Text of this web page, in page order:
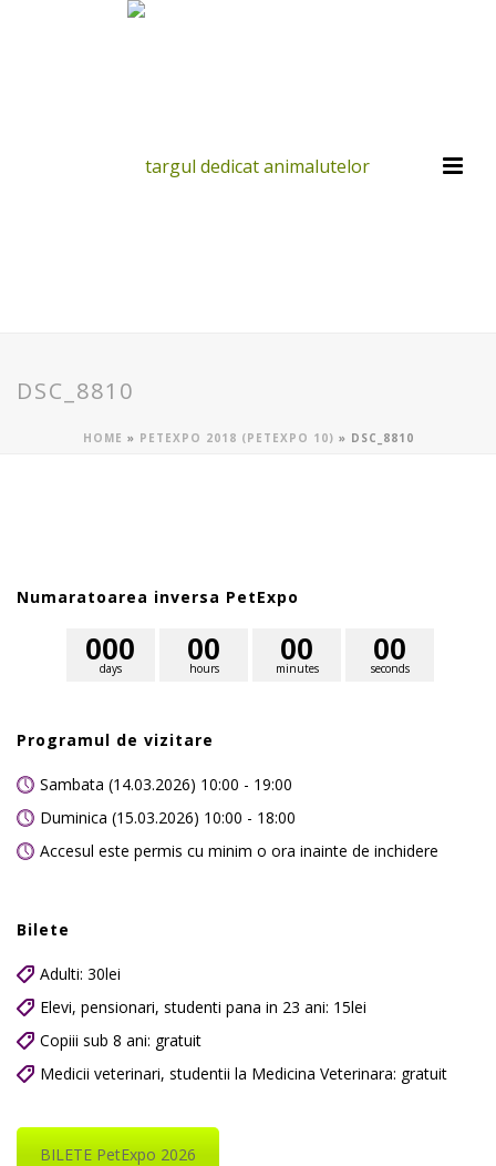
DSC_8810
HOME » PETEXPO 2018 (PETEXPO 10) » DSC_8810
Numaratoarea inversa PetExpo
days
000
hours
00
minutes
00
seconds
00
Programul de vizitare
Sambata (14.03.2026) 10:00 - 19:00
Duminica (15.03.2026) 10:00 - 18:00
Accesul este permis cu minim o ora inainte de inchidere
Bilete
Adulti: 30lei
Elevi, pensionari, studenti pana in 23 ani: 15lei
Copiii sub 8 ani: gratuit
Medicii veterinari, studentii la Medicina Veterinara: gratuit
BILETE PetExpo 2026